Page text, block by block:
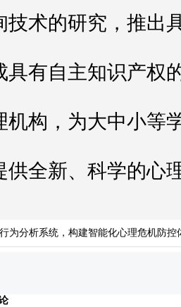
技术的研究，推出
具有自主知识产权
机构，为大中小等
供全新、科学的心
为分析系统，构建智能化心理危机防控